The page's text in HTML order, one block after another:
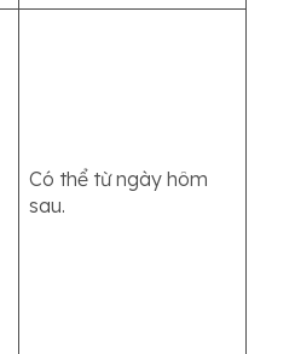
Có thể từ ngày hôm
sau.